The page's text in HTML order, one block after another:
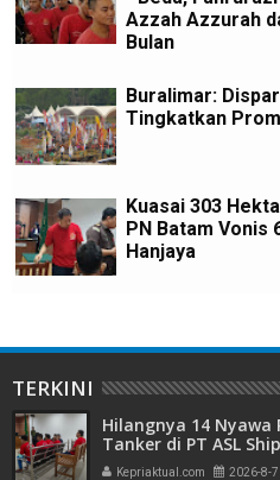
Azzah Azzurah
Bulan
Buralimar:
Tingkatkan
Kuasai 303
PN Batam Vonis
Hanjaya
TERKINI
Hilangnya 14 Nyawa
Tanker di PT ASL
Hanya Dituntut 1
Kepriaktual.com 2026-8-7